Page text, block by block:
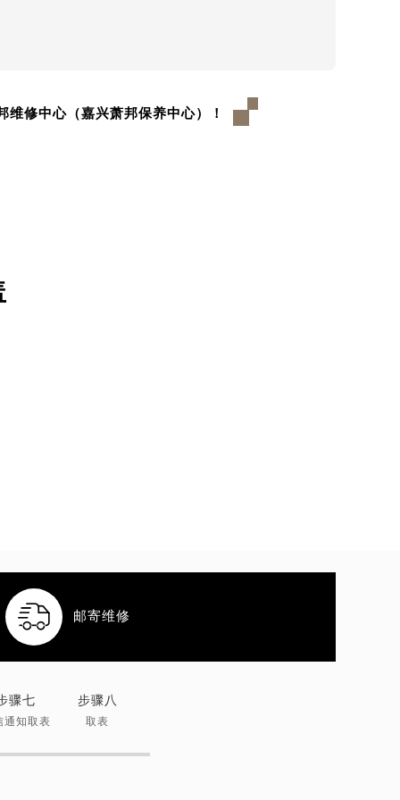
修中心（嘉兴萧邦保养中心）！
 邮寄维修
骤七
通知取表
步骤八
取表